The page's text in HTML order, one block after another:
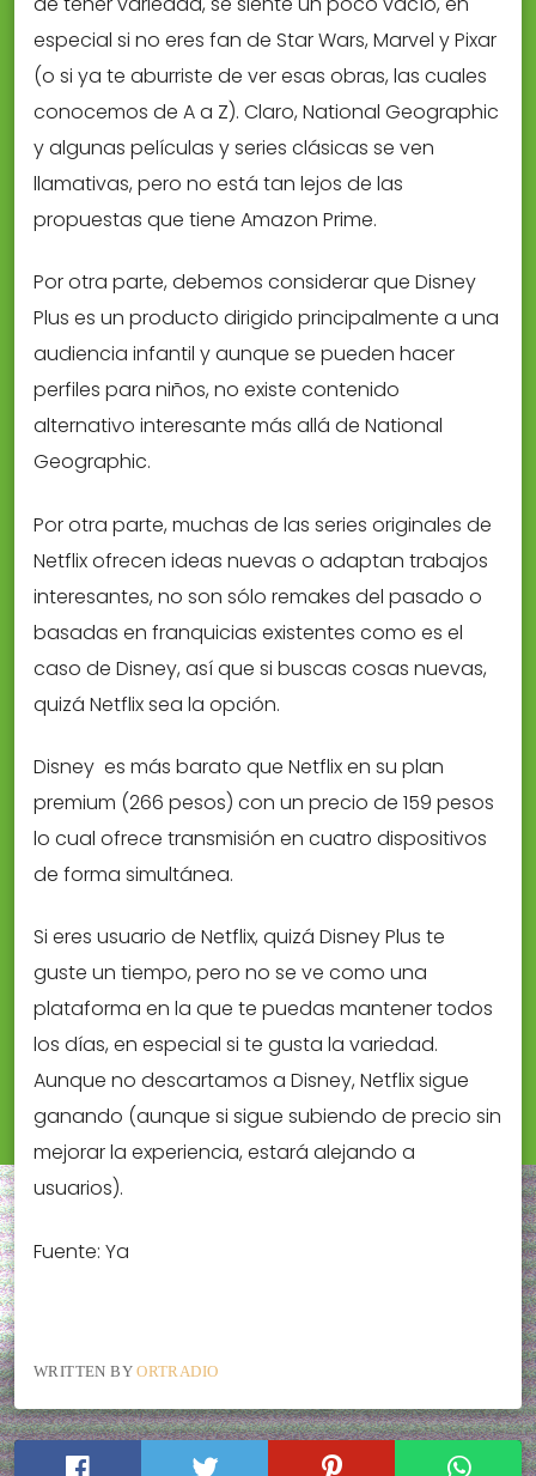
especial si no eres fan de Star Wars, Marvel y Pixar
(o si ya te aburriste de ver esas obras, las cuales
conocemos de A a Z). Claro, National Geographic
y algunas películas y series clásicas se ven
llamativas, pero no está tan lejos de las
propuestas que tiene Amazon Prime.
Por otra parte, debemos considerar que Disney
Plus es un producto dirigido principalmente a una
audiencia infantil y aunque se pueden hacer
perfiles para niños, no existe contenido
alternativo interesante más allá de National
Geographic.
Por otra parte, muchas de las series originales de
Netflix ofrecen ideas nuevas o adaptan trabajos
interesantes, no son sólo remakes del pasado o
basadas en franquicias existentes como es el
caso de Disney, así que si buscas cosas nuevas,
quizá Netflix sea la opción.
Disney es más barato que Netflix en su plan
premium (266 pesos) con un precio de 159 pesos
lo cual ofrece transmisión en cuatro dispositivos
de forma simultánea.
Si eres usuario de Netflix, quizá Disney Plus te
guste un tiempo, pero no se ve como una
plataforma en la que te puedas mantener todos
los días, en especial si te gusta la variedad.
Aunque no descartamos a Disney, Netflix sigue
ganando (aunque si sigue subiendo de precio sin
mejorar la experiencia, estará alejando a
usuarios).
Fuente: Ya
WRITTEN BYORTRADIO